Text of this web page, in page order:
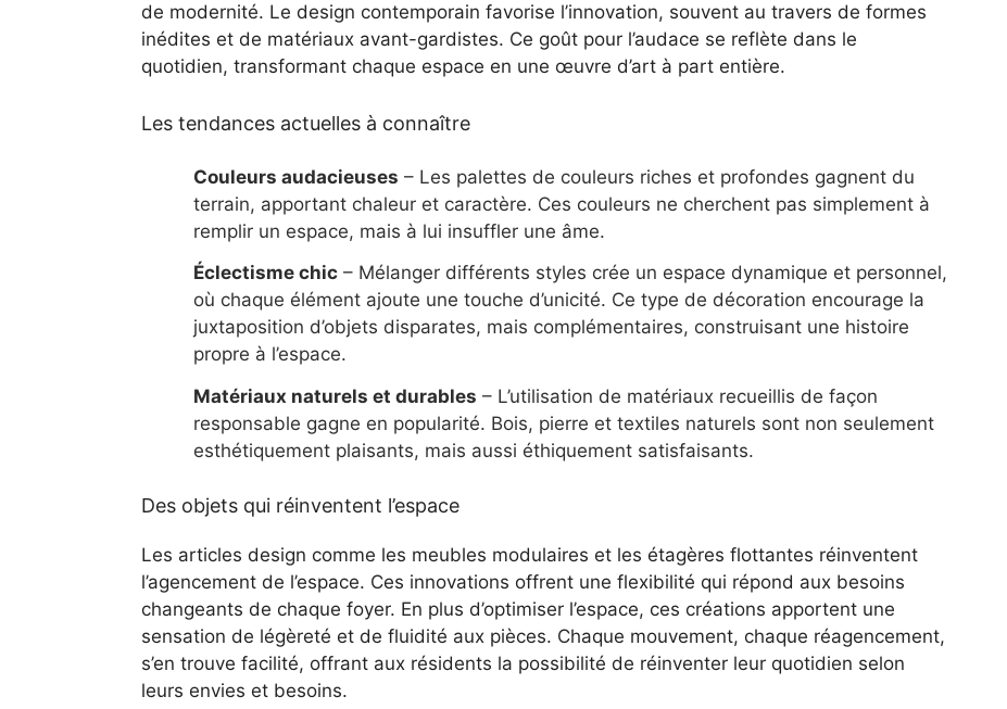
de modernité. Le design contemporain favorise l’innovation, souvent au travers de formes
inédites et de matériaux avant-gardistes. Ce goût pour l’audace se reflète dans le
quotidien, transformant chaque espace en une œuvre d’art à part entière.
Les tendances actuelles à connaître
Couleurs audacieuses – Les palettes de couleurs riches et profondes gagnent du
terrain, apportant chaleur et caractère. Ces couleurs ne cherchent pas simplement à
remplir un espace, mais à lui insuffler une âme.
Éclectisme chic– Mélanger différents styles crée un espace dynamique et personnel,
où chaque élément ajoute une touche d’unicité. Ce type de décoration encourage la
juxtaposition d’objets disparates, mais complémentaires, construisant une histoire
propre à l’espace.
Matériaux naturels et durables – L’utilisation de matériaux recueillis de façon
responsable gagne en popularité. Bois, pierre et textiles naturels sont non seulement
esthétiquement plaisants, mais aussi éthiquement satisfaisants.
Des objets qui réinventent l’espace
Les articles design comme les meubles modulaires et les étagères flottantes réinventent
l’agencement de l’espace. Ces innovations offrent une flexibilité qui répond aux besoins
changeants de chaque foyer. En plus d’optimiser l’espace, ces créations apportent une
sensation de légèreté et de fluidité aux pièces. Chaque mouvement, chaque réagencement,
s’en trouve facilité, offrant aux résidents la possibilité de réinventer leur quotidien selon
leurs envies et besoins.